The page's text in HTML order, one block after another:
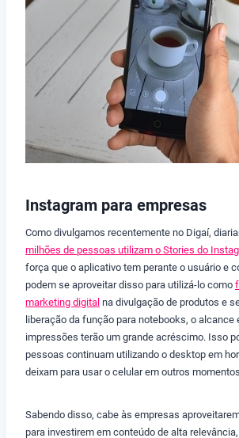
Instagram para empresas
Como divulgamos recentemente no Digaí,
milhões de pessoas utilizam o Stories do
força que o aplicativo tem perante o usuário e
podem se aproveitar disso para utilizá-lo como
marketing digital na divulgação de produtos e
liberação da função para notebooks, o alcance
impressões terão um grande acréscimo. Isso
pessoas continuam utilizando o desktop em
deixam para usar o celular em outros
Sabendo disso, cabe às empresas
para investirem em conteúdo de alta